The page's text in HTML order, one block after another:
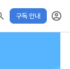
구독 안내